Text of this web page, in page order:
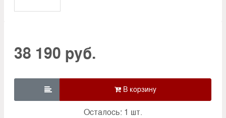
38 190 руб.

Осталось: 1 шт.